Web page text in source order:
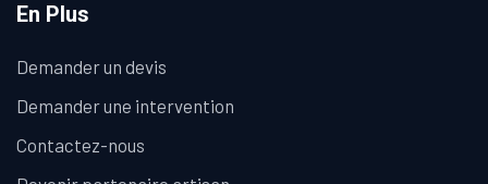
En Plus
Demander un devis
Demander une intervention
Contactez-nous